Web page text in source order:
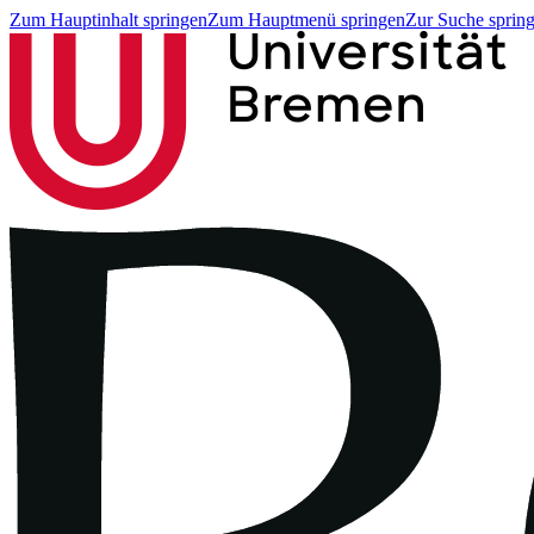
Zum Hauptinhalt springenZum Hauptmenü springenZur Suche